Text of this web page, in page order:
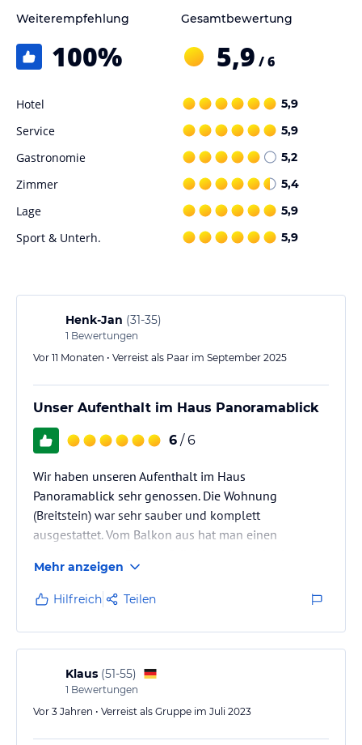
Weiterempfehlung
100%
Gesamtbewertung
5,9 / 6
Hotel 5,9
Service 5,9
Gastronomie 5,2
Zimmer 5,4
Lage 5,9
Sport & Unterh. 5,9
Henk-Jan (31-35)
1 Bewertungen
Vor 11 Monaten • Verreist als Paar im September 2025
Unser Aufenthalt im Haus Panoramablick
6 / 6
Wir haben unseren Aufenthalt im Haus
Panoramablick sehr genossen. Die Wohnung
(Breitstein) war sehr sauber und komplett
ausgestattet. Vom Balkon aus hat man einen
Umgebung gibt es viel zu erleben.
Mehr anzeigen
Hilfreich Teilen
Klaus (51-55)
1 Bewertungen
Vor 3 Jahren • Verreist als Gruppe im Juli 2023